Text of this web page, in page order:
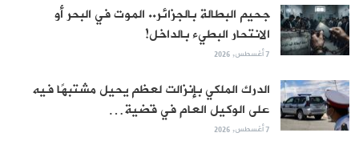
جحيم البطالة بالجزائر.. الموت في البحر أو
الانتحار البطيء بالداخل!
7 أغسطس, 2026
الدرك الملكي بإنزالت لعظم يحيل مشتبهًا فيه
على الوكيل العام في قضية…
7 أغسطس, 2026